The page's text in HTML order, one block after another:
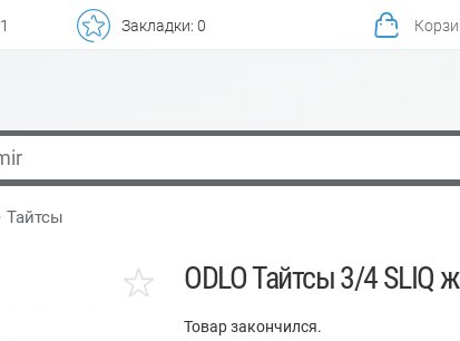
1 Закладки: 0
Тайтсы
ODLO Тайтсы 3/4 SLIQ
Товар закончился.